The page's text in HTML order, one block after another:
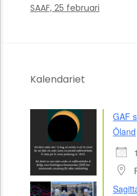
SAAF, 25 februari
Kalendariet
GAF
Öland